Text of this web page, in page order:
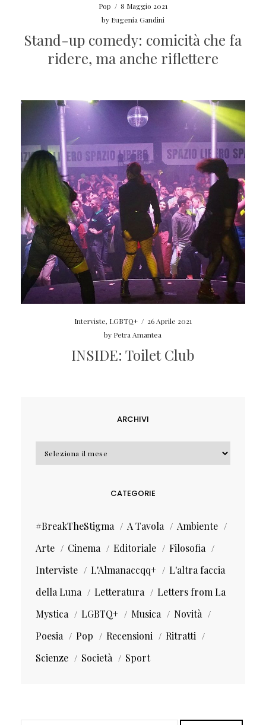
Pop / 8 Maggio 2021
by Eugenia Gandini
Stand-up comedy: comicità che fa
ridere, ma anche riflettere
Interviste, LGBTQ+ / 26 Aprile 2021
by Petra Amantea
INSIDE: Toilet Club
ARCHIVI
Archivi
CATEGORIE
#BreakTheStigma A Tavola
Ambiente
Arte
Cinema Editoriale
Filosofia
Interviste
L'Almanaccqq+
L'altra faccia
della Luna
Letteratura
Letters from La
Mystica
LGBTQ+ Musica
Novità
Poesia
Pop Recensioni
Ritratti
Scienze
Società Sport